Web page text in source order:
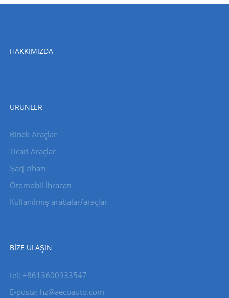
HAKKIMIZDA
ÜRÜNLER
Binek Araçlar
Ticari Araçlar
Şarj cihazı
Otomobil İhracatı
Kullanılmış arabalar/araçlar
BIZE ULAŞIN
tel: +8613600933547
E-posta: hz@aecoauto.com